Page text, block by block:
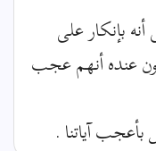
بإنكار على
عنده أنهم عجب
آياتنا .